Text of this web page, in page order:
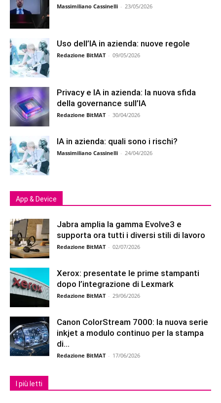
Massimiliano Cassinelli - 23/05/2026
Uso dell’IA in azienda: nuove regole
Redazione BitMAT - 09/05/2026
Privacy e IA in azienda: la nuova sfida
della governance sull’IA
Redazione BitMAT - 30/04/2026
IA in azienda: quali sono i rischi?
Massimiliano Cassinelli - 24/04/2026
App & Device
Jabra amplia la gamma Evolve3 e
supporta ora tutti i diversi stili di lavoro
Redazione BitMAT - 02/07/2026
Xerox: presentate le prime stampanti
dopo l’integrazione di Lexmark
Redazione BitMAT - 29/06/2026
Canon ColorStream 7000: la nuova serie
inkjet a modulo continuo per la stampa
di...
Redazione BitMAT - 17/06/2026
I più letti